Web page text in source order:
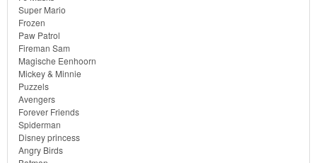
Dora
-
Diego
Hello
Kitty
Blaze
Super Mario
Frozen
Paw Patrol
Fireman Sam
Magische Eenhoorn
Mickey & Minnie
Puzzels
Avengers
Forever Friends
Spiderman
Disney princess
Angry Birds